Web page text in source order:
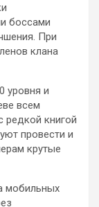
боссами
При
клана
уровня и
всем
редкой книгой
провести и
крутые
мобильных